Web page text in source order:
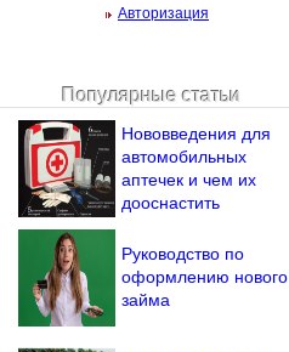
Авторизация
Напомнить пароль?
Популярные статьи
Нововведения для
автомобильных
аптечек и чем их
дооснастить
Руководство по
оформлению нового
займа